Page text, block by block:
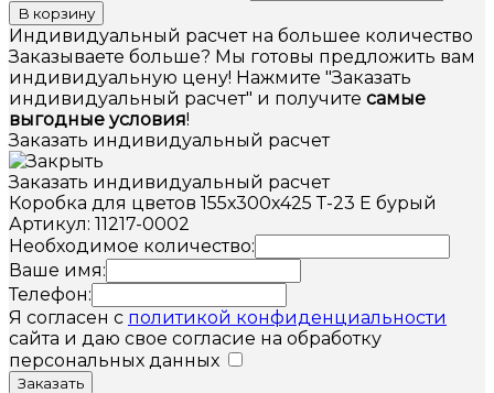
В корзину
Индивидуальный расчет на большее количество
Заказываете больше? Мы готовы предложить вам
индивидуальную цену! Нажмите "Заказать
индивидуальный расчет" и получите самые
выгодные условия!
Заказать индивидуальный расчет
Заказать индивидуальный расчет
Коробка для цветов 155х300х425 Т-23 Е бурый
Артикул: 11217-0002
Необходимое количество:
Ваше имя:
Телефон:
Я согласен с политикой конфиденциальности
сайта и даю свое согласие на обработку
персональных данных
Заказать